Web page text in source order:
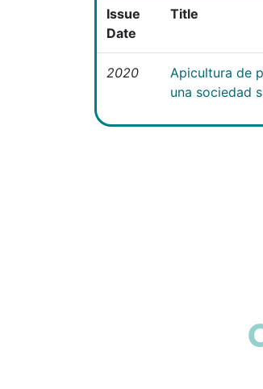
Issue
Date
Title
2020
Apicultura de
una sociedad